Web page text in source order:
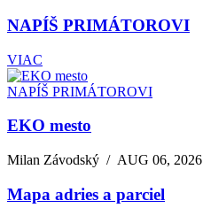
NAPÍŠ PRIMÁTOROVI
VIAC
NAPÍŠ PRIMÁTOROVI
EKO mesto
Milan Závodský /AUG 06, 2026
Mapa adries a parciel